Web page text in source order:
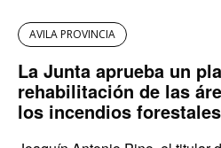
AVILA PROVINCIA
La Junta aprueba un
rehabilitación de las
los incendios forestales